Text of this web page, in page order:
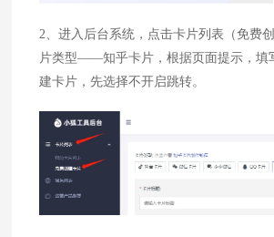
2、进入后台系统，点击卡片列表（免费
片类型——知乎卡片，根据页面提示，填
建卡片，先选择不开启跳转。